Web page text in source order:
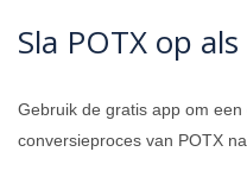
Sla POTX op
Gebruik de gratis app om
conversieproces van POTX